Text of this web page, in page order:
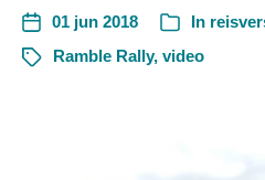
01 jun 2018 In
Ramble Rally, video